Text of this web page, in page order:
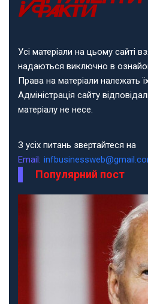
Усі матеріали на цьому сайті
надаються виключно в
Права на матеріали належать
Адміністрація сайту
матеріалу не несе.
З усіх питань звертайтеся на
Email:
Популярний пост